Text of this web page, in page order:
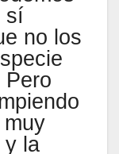
sí
no los
y la